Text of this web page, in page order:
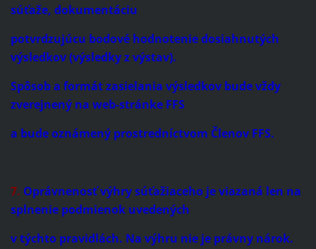
súťaže, dokumentáciu
potvrdzujúcu bodové hodnotenie dosiahnutých
výsledkov (výsledky z výstav).
Spôsob a formát zasielania výsledkov bude vždy
zverejnený na web-stránke FFS
a bude oznámený prostredníctvom Členov FFS.
7. Oprávnenosť výhry súťažiaceho je viazaná len na
splnenie podmienok uvedených
v týchto pravidlách. Na výhru nie je právny nárok.